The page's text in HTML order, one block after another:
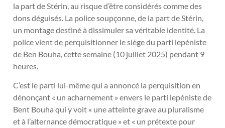
la part de Stérin, au risque d’être considérés comme des
dons déguisés. La police soupçonne, de la part de Stérin,
un montage destiné à dissimuler sa véritable identité. La
police vient de perquisitionner le siège du parti lepéniste
de Ben Bouha, cette semaine (10 juillet 2025) pendant 9
heures.
C’est le parti lui-même qui a annoncé la perquisition en
dénonçant « un acharnement » envers le parti lepéniste de
Bent Bouha qui y voit « une atteinte grave au pluralisme
et à l’alternance démocratique » et « un prétexte pour